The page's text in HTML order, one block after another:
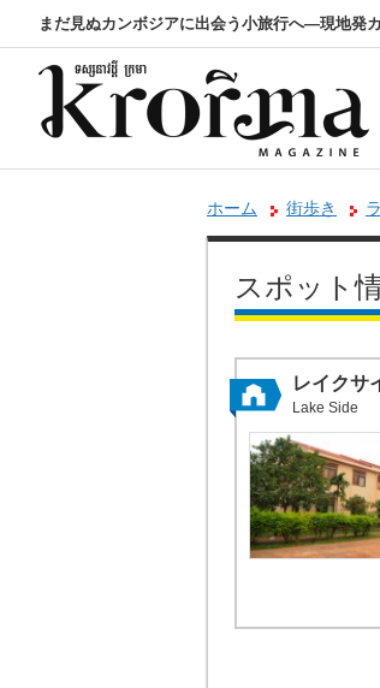
まだ見ぬカンボジアに出会う小旅行へ―現地発
ホーム 街歩き
スポット
レイクサ
Lake Side